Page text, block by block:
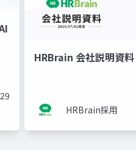
HRBrain 会社説明資料
HRBrain採用